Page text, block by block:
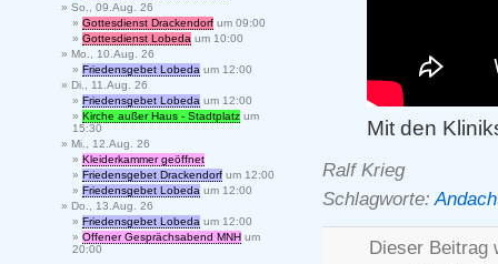
Mit den
Ralf Krieg
Schlagworte:
Dieser Beitrag
So., 09.Aug. 26
Gottesdienst Drackendorf um 09:00
Gottesdienst Lobeda um 10:00
Mo., 10.Aug. 26
Friedensgebet Lobeda um 12:00
Di., 11.Aug. 26
Friedensgebet Lobeda um 12:00
Kirche außer Haus - Stadtplatz um
15:30
Mi., 12.Aug. 26
Kleiderkammer geöffnet
Friedensgebet Drackendorf um 12:00
Friedensgebet Lobeda um 12:00
Do., 13.Aug. 26
Friedensgebet Lobeda um 12:00
Offener Gesprächsabend MNH um
20:00